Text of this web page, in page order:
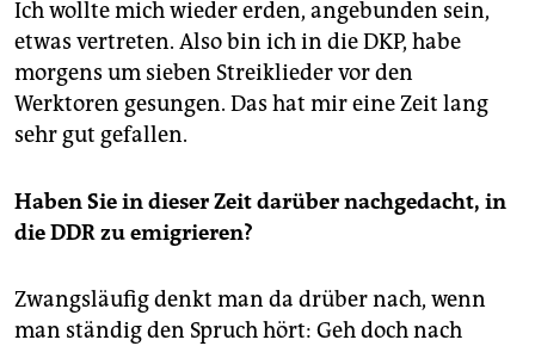
Ich wollte mich wieder erden, angebunden sein,
etwas vertreten. Also bin ich in die DKP, habe
morgens um sieben Streiklieder vor den
Werktoren gesungen. Das hat mir eine Zeit lang
sehr gut gefallen.
Haben Sie in dieser Zeit darüber nachgedacht, in
die DDR zu emigrieren?
Zwangsläufig denkt man da drüber nach, wenn
man ständig den Spruch hört: Geh doch nach